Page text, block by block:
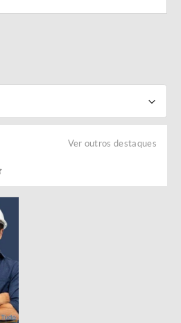
Ver outros destaques